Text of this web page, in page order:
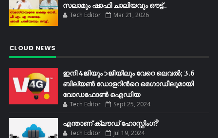
സലാമും ഷാഫി ചാലിയവും ഔട്ട്..
Tech Editor Mar 21, 2026
CLOUD NEWS
ഇനി 4ജിയും 5ജിയിലും വേറെ ലെവൽ; 3.6
ബില്യണ്‍ ഡോളറിന്‍റെ മെഗാഡീലുമായി
വോഡഫോണ്‍ ഐഡിയ
Tech Editor Sept 25, 2024
എന്താണ് ക്ലൗഡ് ഹോസ്റ്റിംഗ്?
Tech Editor Jul 19, 2024